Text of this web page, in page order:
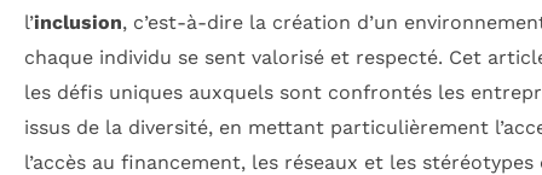
l’inclusion, c’est-à-dire la création d’un
chaque individu se sent valorisé et respecté. Cet
les défis uniques auxquels sont confrontés les
issus de la diversité, en mettant particulièrement
l’accès au financement, les réseaux et les stéréotypes